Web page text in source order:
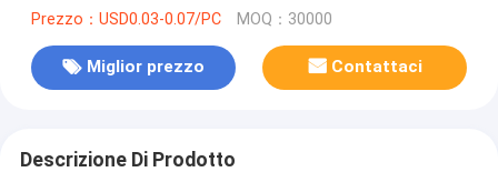
Prezzo：USD0.03-0.07/PC MOQ：30000
Miglior prezzo Contattaci
Descrizione Di Prodotto